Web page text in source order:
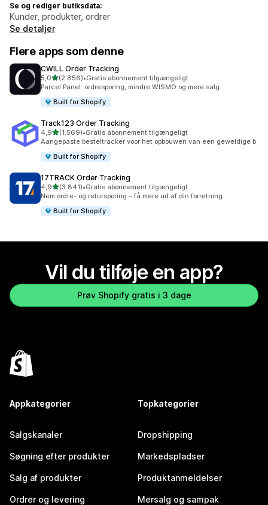
Se og rediger butiksdata:
Kunder, produkter, ordrer
Se detaljer
Flere apps som denne
CWILL Order Tracking
5,0ud af 5 stjerner
(2.856)
2856 anmeldelser i alt
•Gratis abonnement tilgængeligt
Parcel Panel: ordresporing, mindre WISMO og mere salg
Built for Shopify
Track123 Order Tracking
4,9ud af 5 stjerner
(1.569)
1569 anmeldelser i alt
•Gratis abonnement tilgængeligt
Aangepaste besteltracker voor het opbouwen van een geweldige b
Built for Shopify
17TRACK Order Tracking
4,9ud af 5 stjerner
(3.841)
3841 anmeldelser i alt
•Gratis abonnement tilgængeligt
Nem ordre- og retursporing – få mere ud af din forretning
Built for Shopify
Vil du tilføje en app?
Prøv Shopify gratis i 3 dage
Appkategorier
Salgskanaler
Søgning efter produkter
Salg af produkter
Ordrer og levering
Topkategorier
Dropshipping
Markedspladser
Produktanmeldelser
Mersalg og sampak